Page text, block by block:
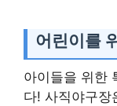
어린이를
아이들을 위한
다! 사직야구장